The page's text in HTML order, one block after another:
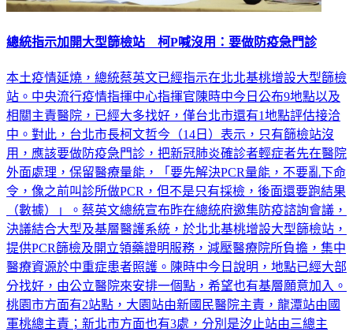
總統指示加開大型篩檢站 柯P喊沒用：要做防疫急門診
本土疫情延燒，總統蔡英文已經指示在北北基桃增設大型篩檢
站。中央流行疫情指揮中心指揮官陳時中今日公布9地點以及
相關主責醫院，已經大多找好，僅台北市還有1地點評估接洽
中。對此，台北市長柯文哲今（14日）表示，只有篩檢站沒
用，應該要做防疫急門診，把新冠肺炎確診者輕症者先在醫院
外面處理，保留醫療量能，「要先解決PCR量能，不要亂下命
令，像之前叫診所做PCR，但不是只有採檢，後面還要跑結果
（數據）」。蔡英文總統宣布昨在總統府邀集防疫諮詢會議，
決議結合大型及基層醫護系統，於北北基桃增設大型篩檢站，
提供PCR篩檢及開立領藥證明服務，減壓醫療院所負擔，集中
醫療資源於中重症患者照護。陳時中今日說明，地點已經大部
分找好，由公立醫院來安排一個點，希望也有基層願意加入。
桃園市方面有2站點，大園站由新國民醫院主責，龍潭站由國
軍桃總主責；新北市方面也有3處，分別是汐止站由三總主